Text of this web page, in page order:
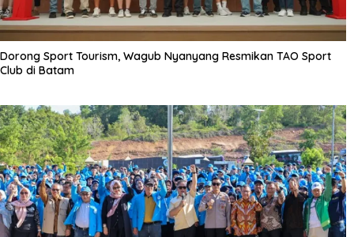
Dorong Sport Tourism, Wagub Nyanyang Resmikan TAO Sport
Club di Batam